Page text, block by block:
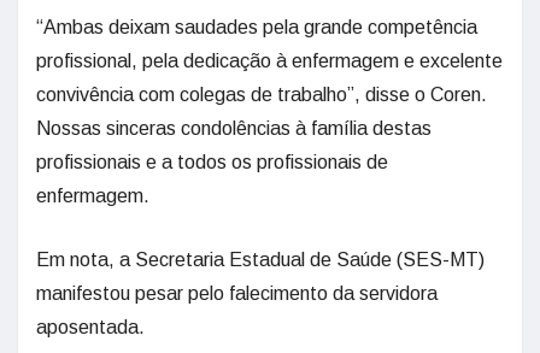
“Ambas deixam saudades pela grande competência
profissional, pela dedicação à enfermagem e excelente
convivência com colegas de trabalho”, disse o Coren.
Nossas sinceras condolências à família destas
profissionais e a todos os profissionais de
enfermagem.
Em nota, a Secretaria Estadual de Saúde (SES-MT)
manifestou pesar pelo falecimento da servidora
aposentada.